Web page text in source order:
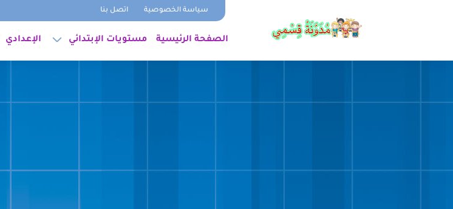
سياسة الخصوصية اتصل بنا
الصفحة الرئيسية مستويات الإبتدائي الإعدادي